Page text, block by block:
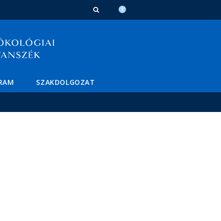
SZAKDOLGOZAT